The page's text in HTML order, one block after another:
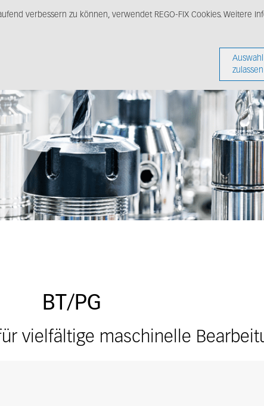
verbessern zu können, verwendet REGO-FIX Cookies. Weitere
Auswahl
zulassen
Vertrieb
BT/PG
vielfältige maschinelle